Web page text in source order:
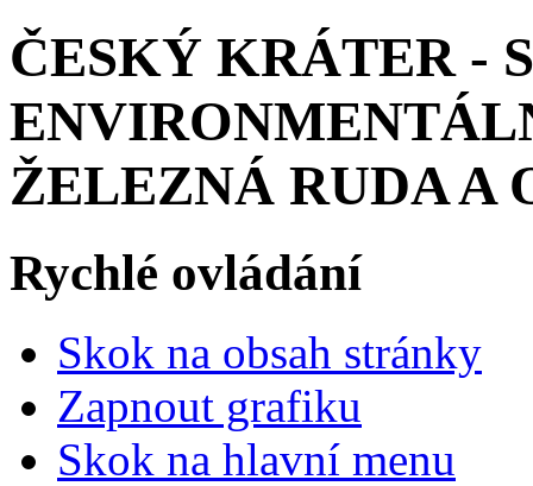
ČESKÝ KRÁTER -
ŽELEZNÁ RUDA A
Rychlé ovládání
Skok na obsah stránky
Zapnout grafiku
Skok na hlavní menu